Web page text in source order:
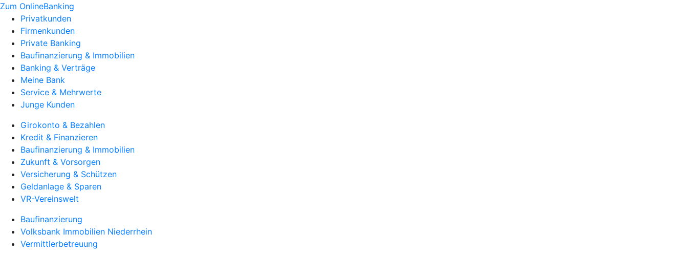
Zum OnlineBanking
Privatkunden
Firmenkunden
Private Banking
Baufinanzierung & Immobilien
Banking & Verträge
Meine Bank
Service & Mehrwerte
Junge Kunden
Girokonto & Bezahlen
Kredit & Finanzieren
Baufinanzierung & Immobilien
Zukunft & Vorsorgen
Versicherung & Schützen
Geldanlage & Sparen
VR-Vereinswelt
Baufinanzierung
Volksbank Immobilien Niederrhein
Vermittlerbetreuung